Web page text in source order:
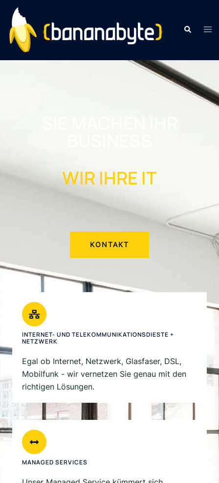
WIR IHRE IT
KONTAKT
INTERNET- UND TELEKOMMUNIKATIONSDIESTE +
NETZWERK
Egal ob Internet, Netzwerk, Glasfaser, DSL,
Mobilfunk - wir vernetzen Sie genau mit den
richtigen Lösungen.
MANAGED SERVICES